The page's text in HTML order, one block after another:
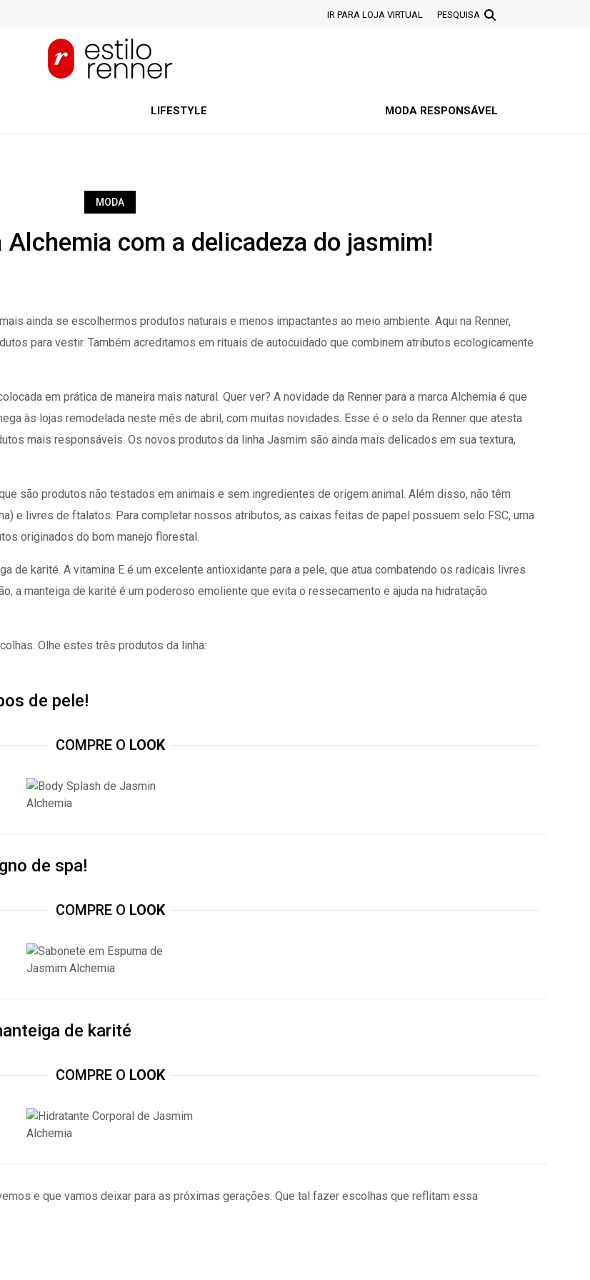
IR PARA LOJA VIRTUAL PESQUISA
LIFESTYLE MODA RESPONSÁVEL
MODA
Alchemia com a delicadeza do jasmim!
ainda se escolhermos produtos naturais e menos impactantes ao meio ambiente. Aqui na Renner,
para vestir. Também acreditamos em rituais de autocuidado que combinem atributos ecologicamente
em prática de maneira mais natural. Quer ver? A novidade da Renner para a marca Alchemia é que
às lojas remodelada neste mês de abril, com muitas novidades. Esse é o selo da Renner que atesta
mais responsáveis. Os novos produtos da linha Jasmim são ainda mais delicados em sua textura,
são produtos não testados em animais e sem ingredientes de origem animal. Além disso, não têm
e livres de ftalatos. Para completar nossos atributos, as caixas feitas de papel possuem selo FSC, uma
originados do bom manejo florestal.
de karité. A vitamina E é um excelente antioxidante para a pele, que atua combatendo os radicais livres
a manteiga de karité é um poderoso emoliente que evita o ressecamento e ajuda na hidratação
Olhe estes três produtos da linha:
de pele!
COMPRE O LOOK
de spa!
COMPRE O LOOK
de karité
COMPRE O LOOK
e que vamos deixar para as próximas gerações. Que tal fazer escolhas que reflitam essa